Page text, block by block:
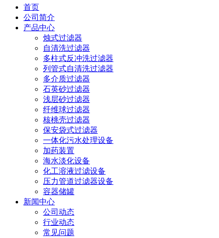
首页
公司简介
产品中心
烛式过滤器
自清洗过滤器
多柱式反冲洗过滤器
列管式自清洗过滤器
多介质过滤器
石英砂过滤器
浅层砂过滤器
纤维球过滤器
核桃壳过滤器
保安袋式过滤器
一体化污水处理设备
加药装置
海水淡化设备
化工溶液过滤设备
压力管道过滤器设备
容器储罐
新闻中心
公司动态
行业动态
常见问题